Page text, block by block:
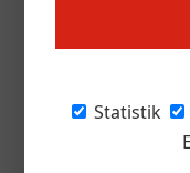
Statistik
es sich dabei